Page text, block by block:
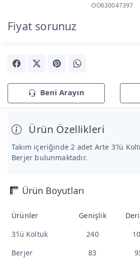
OO630047397
Fiyat sorunuz
Beni Arayın
Ürün Özellikleri
Takım içeriğinde 2 adet Arte 3'lü
Berjer bulunmaktadır.
Ürün Boyutları
Ürünler Genişlik
3'lü Koltuk
240
Berjer
83